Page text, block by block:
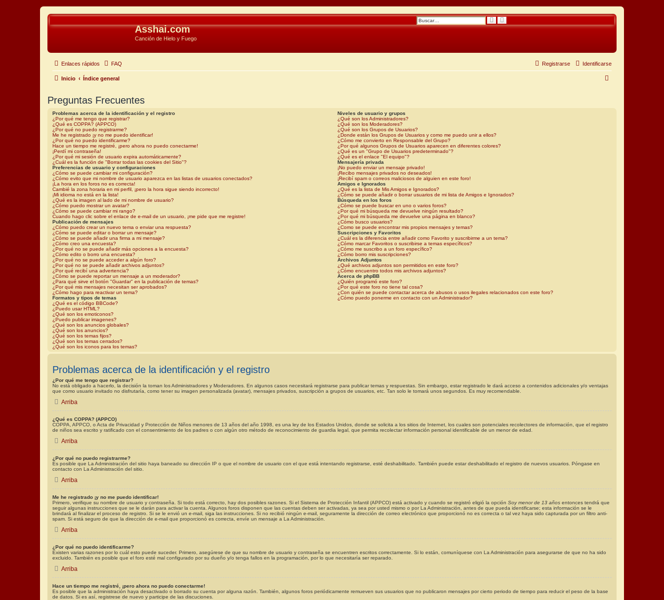
Asshai.com
Canción de Hielo y Fuego
u
ú
Enlaces rápidos FAQ Identificarse
Registrarse
Inicio Índice general
Preguntas Frecuentes
Problemas acerca de la identificación y el registro
¿Por qué me tengo que registrar?
¿Qué es COPPA? (APPCO)
¿Por qué no puedo registrarme?
Me he registrado ¡y no me puedo identificar!
¿Por qué no puedo identificarme?
Hace un tiempo me registré, ¡pero ahora no puedo conectarme!
¡Perdí mi contraseña!
¿Por qué mi sesión de usuario expira automáticamente?
¿Cuál es la función de "Borrar todas las cookies del Sitio"?
Preferencias de usuario y configuraciones
¿Cómo se puede cambiar mi configuración?
¿Cómo evito que mi nombre de usuario aparezca en las listas de usuarios conectados?
¡La hora en los foros no es correcta!
Cambié la zona horaria en mi perfil, ¡pero la hora sigue siendo incorrecto!
¡Mi idioma no está en la lista!
¿Qué es la imagen al lado de mi nombre de usuario?
¿Cómo puedo mostrar un avatar?
¿Cómo se puede cambiar mi rango?
Cuando hago clic sobre el enlace de e-mail de un usuario, ¡me pide que me registre!
Publicación de mensajes
¿Cómo puedo crear un nuevo tema o enviar una respuesta?
¿Cómo se puede editar o borrar un mensaje?
¿Cómo se puede añadir una firma a mi mensaje?
¿Cómo creo una encuesta?
¿Por qué no se puede añadir más opciones a la encuesta?
¿Cómo edito o borro una encuesta?
¿Por qué no se puede acceder a algún foro?
¿Por qué no se puede añadir archivos adjuntos?
¿Por qué recibí una advertencia?
¿Cómo se puede reportar un mensaje a un moderador?
¿Para qué sirve el botón "Guardar" en la publicación de temas?
¿Por qué mis mensajes necesitan ser aprobados?
¿Cómo hago para reactivar un tema?
Formatos y tipos de temas
¿Qué es el código BBCode?
¿Puedo usar HTML?
¿Qué son los emoticonos?
¿Puedo publicar imagenes?
¿Qué son los anuncios globales?
¿Qué son los anuncios?
¿Qué son los temas fijos?
¿Qué son los temas cerrados?
¿Qué son los iconos para los temas?
Niveles de usuario y grupos
¿Qué son los Administradores?
¿Qué son los Moderadores?
¿Qué son los Grupos de Usuarios?
¿Donde están los Grupos de Usuarios y como me puedo unir a ellos?
¿Cómo me convierto en Responsable del Grupo?
¿Por qué algunos Grupos de Usuarios aparecen en diferentes colores?
¿Qué es un "Grupo de Usuarios predeterminado"?
¿Qué es el enlace "El equipo"?
Mensajería privada
¡No puedo enviar un mensaje privado!
¡Recibo mensajes privados no deseados!
¡Recibí spam o correos maliciosos de alguien en este foro!
Amigos e Ignorados
¿Qué es la lista de Mis Amigos e Ignorados?
¿Cómo se puede añadir o borrar usuarios de mi lista de Amigos e Ignorados?
Búsqueda en los foros
¿Cómo se puede buscar en uno o varios foros?
¿Por qué mi búsqueda me devuelve ningún resultado?
¿Por qué mi búsqueda me devuelve una página en blanco?
¿Cómo busco usuarios?
¿Como se puede encontrar mis propios mensajes y temas?
Suscripciones y Favoritos
¿Cuál es la diferencia entre añadir como Favorito y suscribirme a un tema?
¿Cómo marcar Favoritos o suscribirse a temas específicos?
¿Cómo me suscribo a un foro específico?
¿Cómo borro mis suscripciones?
Archivos Adjuntos
¿Qué archivos adjuntos son permitidos en este foro?
¿Cómo encuentro todos mis archivos adjuntos?
Acerca de phpBB
¿Quién programó este foro?
¿Por qué este foro no tiene tal cosa?
¿Con quién se puede contactar acerca de abusos o usos ilegales relacionados con este foro?
¿Cómo puedo ponerme en contacto con un Administrador?
Problemas acerca de la identificación y el registro
¿Por qué me tengo que registrar?
No está obligado a hacerlo, la decisión la toman los Administradores y Moderadores. En algunos casos necesitará registrarse para publicar temas y respuestas. Sin embargo, estar registrado le dará acceso a contenidos adicionales y/o ventajas
que como usuario invitado no disfrutaría, como tener su imagen personalizada (avatar), mensajes privados, suscripción a grupos de usuarios, etc. Tan solo le tomará unos segundos. Es muy recomendable.
Arriba
¿Qué es COPPA? (APPCO)
COPPA, APPCO, o Acta de Privacidad y Protección de Niños menores de 13 años del año 1998, es una ley de los Estados Unidos, donde se solicita a los sitios de Internet, los cuales son potenciales recolectores de información, que el registro
de niños sea escrito y ratificado con el consentimiento de los padres o con algún otro método de reconocimiento de guardia legal, que permita recolectar información personal identificable de un menor de edad.
Arriba
¿Por qué no puedo registrarme?
Es posible que La Administración del sitio haya baneado su dirección IP o que el nombre de usuario con el que está intentando registrarse, esté deshabilitado. También puede estar deshabilitado el registro de nuevos usuarios. Póngase en
contacto con La Administración del sitio.
Arriba
Me he registrado ¡y no me puedo identificar!
Primero, verifique su nombre de usuario y contraseña. Si todo está correcto, hay dos posibles razones. Si el Sistema de Protección Infantil (APPCO) está activado y cuando se registró eligió la opción Soy menor de 13 años entonces tendrá que
seguir algunas instrucciones que se le darán para activar la cuenta. Algunos foros disponen que las cuentas deben ser activadas, ya sea por usted mismo o por La Administración, antes de que pueda identificarse; esta información se le
brindará al finalizar el proceso de registro. Si se le envió un e-mail, siga las instrucciones. Si no recibió ningún e-mail, seguramente la dirección de correo electrónico que proporcionó no es correcta o tal vez haya sido capturada por un filtro anti-
spam. Si está seguro de que la dirección de e-mail que proporcionó es correcta, envíe un mensaje a La Administración.
Arriba
¿Por qué no puedo identificarme?
Existen varias razones por lo cuál esto puede suceder. Primero, asegúrese de que su nombre de usuario y contraseña se encuentren escritos correctamente. Si lo están, comuníquese con La Administración para asegurarse de que no ha sido
excluido. También es posible que el foro esté mal configurado por su dueño y/o tenga fallos en la programación, por lo que necesitaría ser reparado.
Arriba
Hace un tiempo me registré, ¡pero ahora no puedo conectarme!
Es posible que la administración haya desactivado o borrado su cuenta por alguna razón. También, algunos foros periódicamente remueven sus usuarios que no publicaron mensajes por cierto periodo de tiempo para reducir el peso de la base
de datos. Si es así, registrese de nuevo y participe de las discuciones.